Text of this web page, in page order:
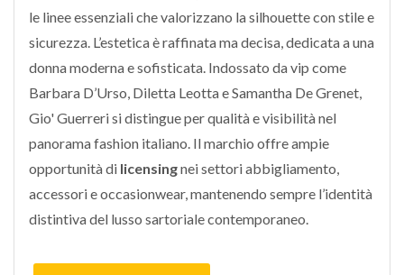
le linee essenziali che valorizzano la silhouette con stile e
sicurezza. L’estetica è raffinata ma decisa, dedicata a una
donna moderna e sofisticata. Indossato da vip come
Barbara D’Urso, Diletta Leotta e Samantha De Grenet,
Gio' Guerreri si distingue per qualità e visibilità nel
panorama fashion italiano. Il marchio offre ampie
opportunità di licensingnei settori abbigliamento,
accessori e occasionwear, mantenendo sempre l’identità
distintiva del lusso sartoriale contemporaneo.